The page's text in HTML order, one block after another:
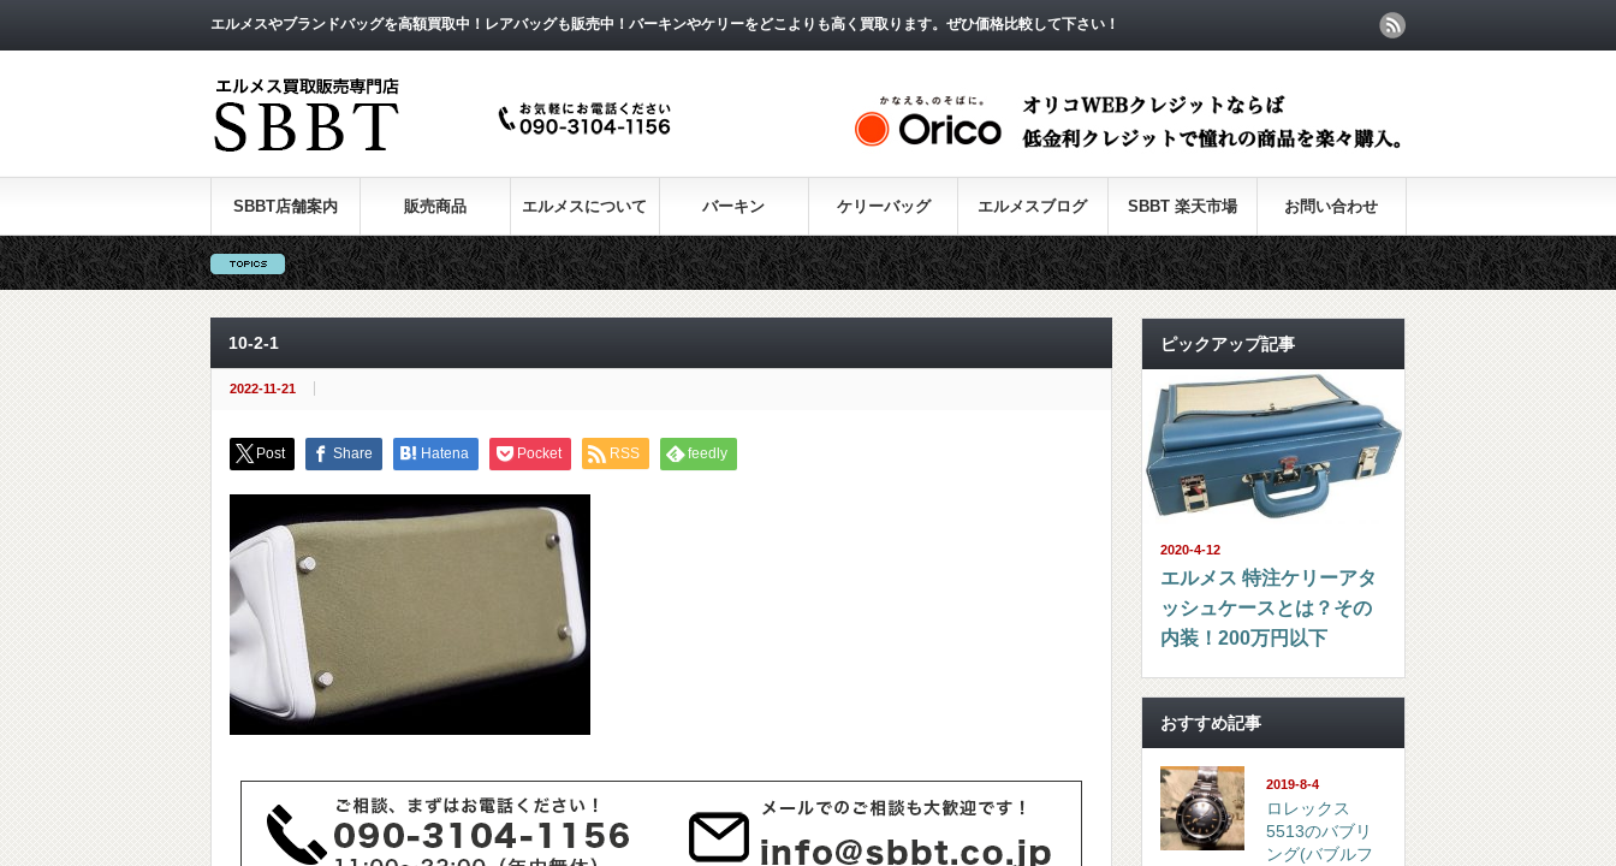
エルメスやブランドバッグを高額買取中！レアバッグも販売中！バーキンやケリーをどこよりも高く買取ります。ぜひ価格比較して下さい！
SBBT店舗案内 販売商品 エルメスについて バーキン ケリーバッグ エルメスブログ SBBT 楽天市場 お問い合わせ
10-2-1
2022-11-21
Post Share Hatena Pocket RSS feedly
ピックアップ記事
2020-4-12
エルメス 特注ケリーアタ
ッシュケースとは？その
内装！200万円以下
おすすめ記事
2019-8-4
ロレックス
5513のバブリ
ング(バブルフ